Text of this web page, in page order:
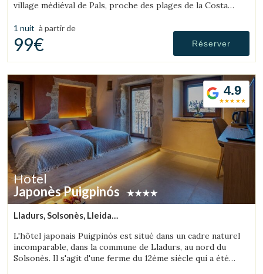
village médiéval de Pals, proche des plages de la Costa
1 nuit à partir de
99€ Réserver
4.9
Hotel
Japonès Puigpinós
Lladurs, Solsonès, Lleida
L'hôtel japonais Puigpinós est situé dans un cadre naturel
incomparable, dans la commune de Lladurs, au nord du
Solsonès. Il s'agit d'une ferme du 12ème siècle qui a été